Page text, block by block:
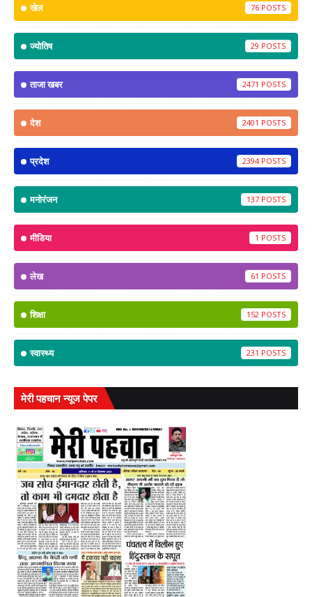
खेल 76
ज्योतिष 29
ताजा खबर 2471
देश 2401
प्रदेश 2394
मनोरंजन 137
मीडिया 1
लेख 61
शिक्षा 152
स्वास्थ्य 231
मेरी पहचान न्यूज पेपर